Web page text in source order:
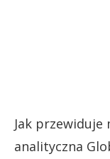
Jak
analityczna